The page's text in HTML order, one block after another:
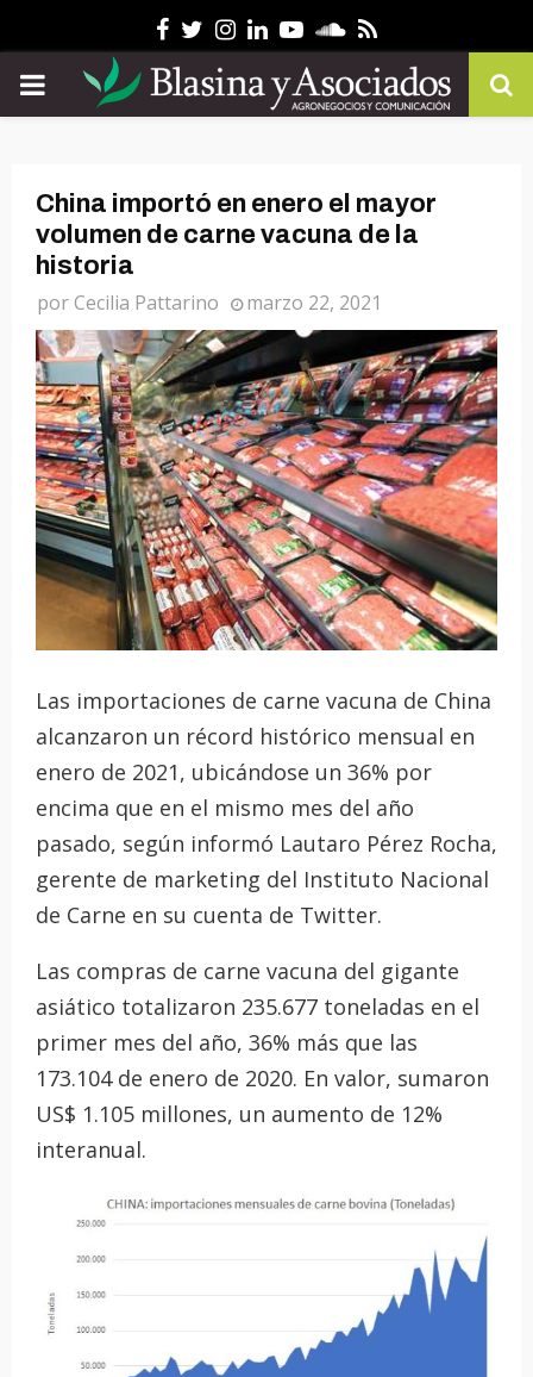
Facebook
Twitter
Instagram
Linkedin
YoutubeSoundcloud
Rss
PRIMARY
China importó en enero el mayor
volumen de carne vacuna de la
historia
porCecilia Pattarino marzo 22, 2021
Las importaciones de carne vacuna de China
alcanzaron un récord histórico mensual en
enero de 2021, ubicándose un 36% por
encima que en el mismo mes del año
pasado, según informó Lautaro Pérez Rocha,
gerente de marketing del Instituto Nacional
de Carne en su cuenta de Twitter.
Las compras de carne vacuna del gigante
asiático totalizaron 235.677 toneladas en el
primer mes del año, 36% más que las
173.104 de enero de 2020. En valor, sumaron
US$ 1.105 millones, un aumento de 12%
interanual.